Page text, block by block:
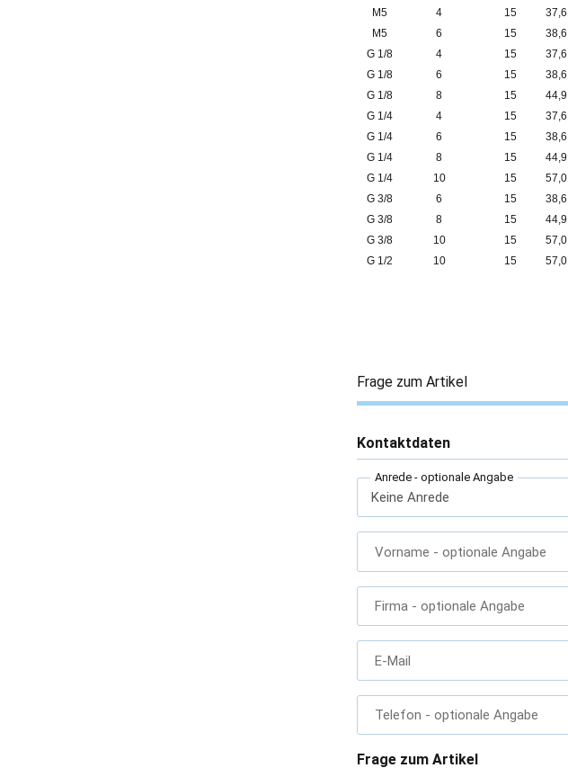
M5
4 15 37,6
M5
6 15 38,6
G 1/8
4 15 37,6
G 1/8
6 15 38,6
G 1/8
8 15 44,9
G 1/4
4 15 37,6
G 1/4
6 15 38,6
G 1/4
8 15 44,9
G 1/4
10 15 57,0
G 3/8
6 15 38,6
G 3/8
8 15 44,9
G 3/8
10 15 57,0
G 1/2
10 15 57,0
Frage zum Artikel
Kontaktdaten
Anrede - optionale Angabe
Vorname - optionale Angabe
Firma - optionale Angabe
E-Mail
Telefon - optionale Angabe
Frage zum Artikel